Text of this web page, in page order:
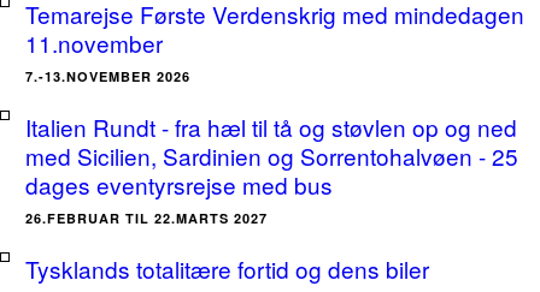
Temarejse Første Verdenskrig med mindedagen
11.november
7.-13.NOVEMBER 2026
Italien Rundt - fra hæl til tå og støvlen op og ned
med Sicilien, Sardinien og Sorrentohalvøen - 25
dages eventyrsrejse med bus
26.FEBRUAR TIL 22.MARTS 2027
Tysklands totalitære fortid og dens biler